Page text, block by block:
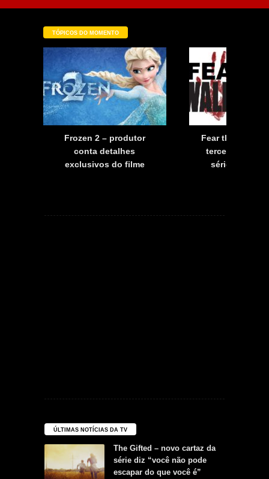
TÓPICOS DO MOMENTO
Frozen 2 – produtor
conta detalhes
exclusivos do filme
Fear the
terceira
série já tem
ÚLTIMAS NOTÍCIAS DA TV
The Gifted – novo cartaz da
série diz “você não pode
escapar do que você é”